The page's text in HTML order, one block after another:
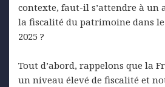
contexte, faut-il s’attendre à un
la fiscalité du patrimoine dans
2025 ?
Tout d’abord, rappelons que la
un niveau élevé de fiscalité et